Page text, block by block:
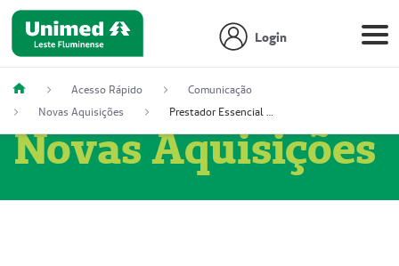
Login
Acesso Rápido
Comunicação
Novas Aquisições
Prestador Essencial Gestão em Saúde Ereli (51004354-7)
Novas Aquisições